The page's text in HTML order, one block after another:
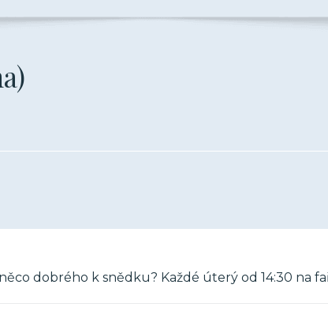
dobrého k snědku? Každé úterý od 14:30 na